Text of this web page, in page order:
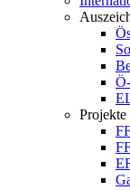
Projekte